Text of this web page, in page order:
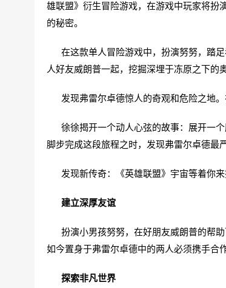
雄联盟》衍生冒险游戏，在游戏中玩家将扮
的秘密。
在这款单人冒险游戏中，扮演努努，踏足
人好友威朗普一起，挖掘深埋于冻原之下的
发现弗雷尔卓德惊人的奇观和危险之地。
徐徐揭开一个动人心弦的故事：展开一个
脚步完成这段旅程之时，发现弗雷尔卓德最
发现新传奇：《英雄联盟》宇宙等着你来
建立深厚友谊
扮演小男孩努努，在好朋友威朗普的帮助
如今置身于弗雷尔卓德中的两人必须携手合
探索非凡世界